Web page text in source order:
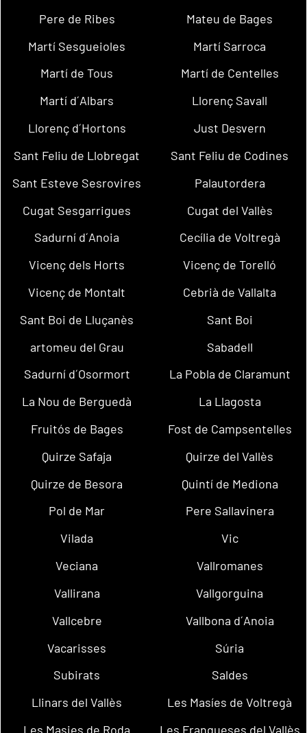
Pere de Ribes
Mateu de Bages
Martí Sesgueioles
Martí Sarroca
Martí de Tous
Martí de Centelles
Martí d´Albars
Llorenç Savall
Llorenç d´Hortons
Just Desvern
Sant Feliu de Llobregat
Sant Feliu de Codines
Sant Esteve Sesrovires
Palautordera
Cugat Sesgarrigues
Cugat del Vallès
Sadurní d´Anoia
Cecília de Voltregà
Vicenç dels Horts
Vicenç de Torelló
Vicenç de Montalt
Cebrià de Vallalta
Sant Boi de Lluçanès
Sant Boi
artomeu del Grau
Sabadell
Sadurní d´Osormort
La Pobla de Claramunt
La Nou de Berguedà
La Llagosta
Fruitós de Bages
Fost de Campsentelles
Quirze Safaja
Quirze del Vallès
Quirze de Besora
Quintí de Mediona
Pol de Mar
Pere Sallavinera
Vilada
Vic
Veciana
Vallromanes
Vallirana
Vallgorguina
Vallcebre
Vallbona d´Anoia
Vacarisses
Súria
Subirats
Saldes
Llinars del Vallès
Les Masíes de Voltregà
Les Masies de Roda
Les Franqueses del Vallès